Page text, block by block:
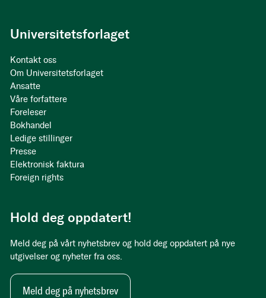
Universitetsforlaget
Kontakt oss
Om Universitetsforlaget
Ansatte
Våre forfattere
Foreleser
Bokhandel
Ledige stillinger
Presse
Elektronisk faktura
Foreign rights
Hold deg oppdatert!
Meld deg på vårt nyhetsbrev og hold deg oppdatert på nye
utgivelser og nyheter fra oss.
Meld deg på nyhetsbrev